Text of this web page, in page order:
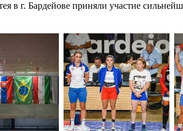
г. Бардейове приняли участие